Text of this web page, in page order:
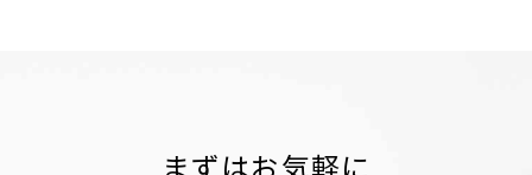
まずはお気軽に